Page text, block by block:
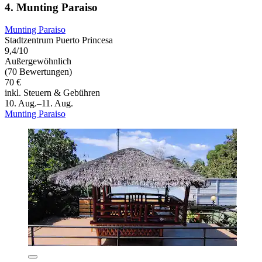
4. Munting Paraiso
Munting Paraiso
Stadtzentrum Puerto Princesa
9,4/10
Außergewöhnlich
(70 Bewertungen)
70 €
inkl. Steuern & Gebühren
10. Aug.–11. Aug.
Munting Paraiso